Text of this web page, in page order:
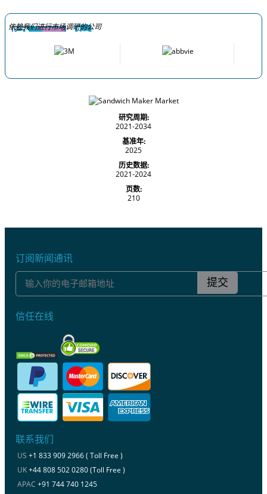
依赖我们进行市场调研的公司
研究周期:
2021-2034
基准年:
2025
历史数据:
2021-2024
页数:
210
订阅新闻通讯
提交
信任在线
联系我们
US +1 833 909 2966 ( Toll Free )
UK+44 808 502 0280 (Toll Free )
APAC +91 744 740 1245